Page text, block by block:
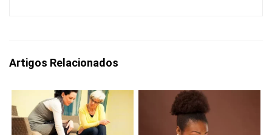
Artigos Relacionados